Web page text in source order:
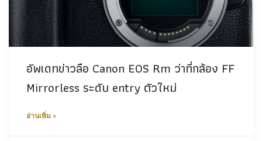
อัพเดทข่าวลือ Canon EOS Rm ว่าที่กล้อง FF
Mirrorless ระดับ entry ตัวใหม่
อ่านเพิ่ม »